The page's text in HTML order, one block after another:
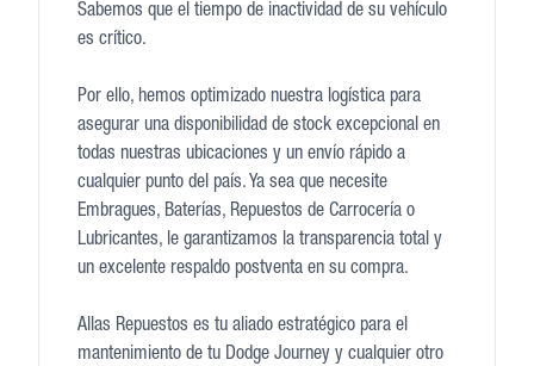
Sabemos que el tiempo de inactividad de su vehículo
es crítico.
Por ello, hemos optimizado nuestra logística para
asegurar una disponibilidad de stock excepcional en
todas nuestras ubicaciones y un envío rápido a
cualquier punto del país. Ya sea que necesite
Embragues, Baterías, Repuestos de Carrocería o
Lubricantes, le garantizamos la transparencia total y
un excelente respaldo postventa en su compra.
Allas Repuestos es tu aliado estratégico para el
mantenimiento de tu Dodge Journey y cualquier otro